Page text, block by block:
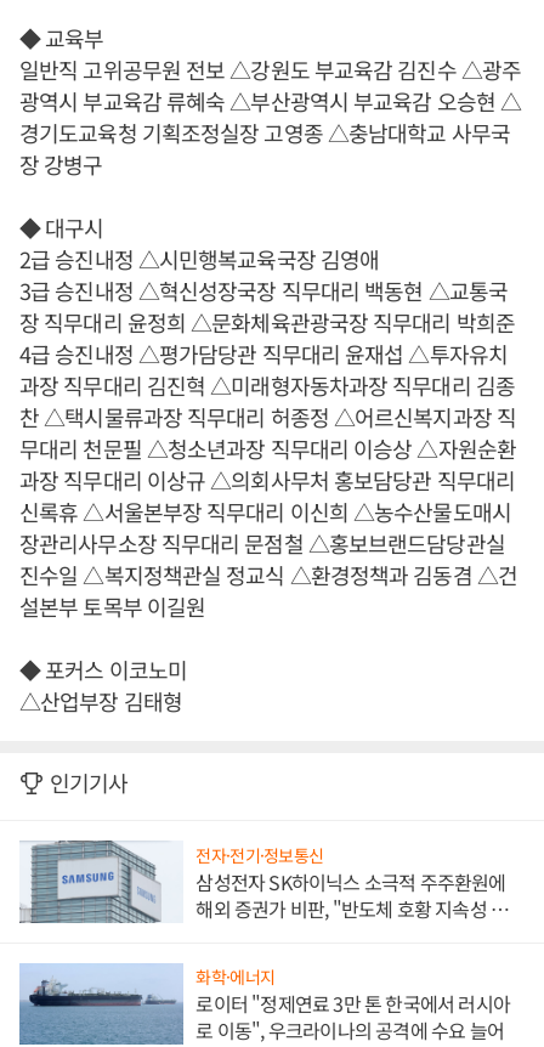
◆ 교육부
일반직 고위공무원 전보 △강원도 부교육감 김진수 △광주
광역시 부교육감 류혜숙 △부산광역시 부교육감 오승현 △
경기도교육청 기획조정실장 고영종 △충남대학교 사무국
장 강병구
◆ 대구시
2급 승진내정 △시민행복교육국장 김영애
3급 승진내정 △혁신성장국장 직무대리 백동현 △교통국
장 직무대리 윤정희 △문화체육관광국장 직무대리 박희준
4급 승진내정 △평가담당관 직무대리 윤재섭 △투자유치
과장 직무대리 김진혁 △미래형자동차과장 직무대리 김종
찬 △택시물류과장 직무대리 허종정 △어르신복지과장 직
무대리 천문필 △청소년과장 직무대리 이승상 △자원순환
과장 직무대리 이상규 △의회사무처 홍보담당관 직무대리
신록휴 △서울본부장 직무대리 이신희 △농수산물도매시
장관리사무소장 직무대리 문점철 △홍보브랜드담당관실
진수일 △복지정책관실 정교식 △환경정책과 김동겸 △건
설본부 토목부 이길원
◆ 포커스 이코노미
△산업부장 김태형
인기기사
전자·전기·정보통신
삼성전자 SK하이닉스 소극적 주주환원에
해외 증권가 비판, "반도체 호황 지속성 의
화학·에너지
로이터 "정제연료 3만 톤 한국에서 러시아
로 이동", 우크라이나의 공격에 수요 늘어